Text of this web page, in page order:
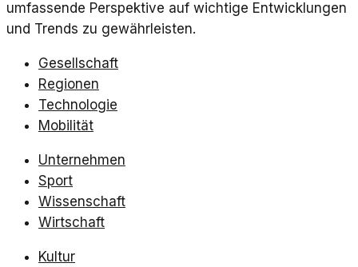
umfassende Perspektive auf wichtige Entwicklungen
und Trends zu gewährleisten.
Gesellschaft
Regionen
Technologie
Mobilität
Unternehmen
Sport
Wissenschaft
Wirtschaft
Kultur